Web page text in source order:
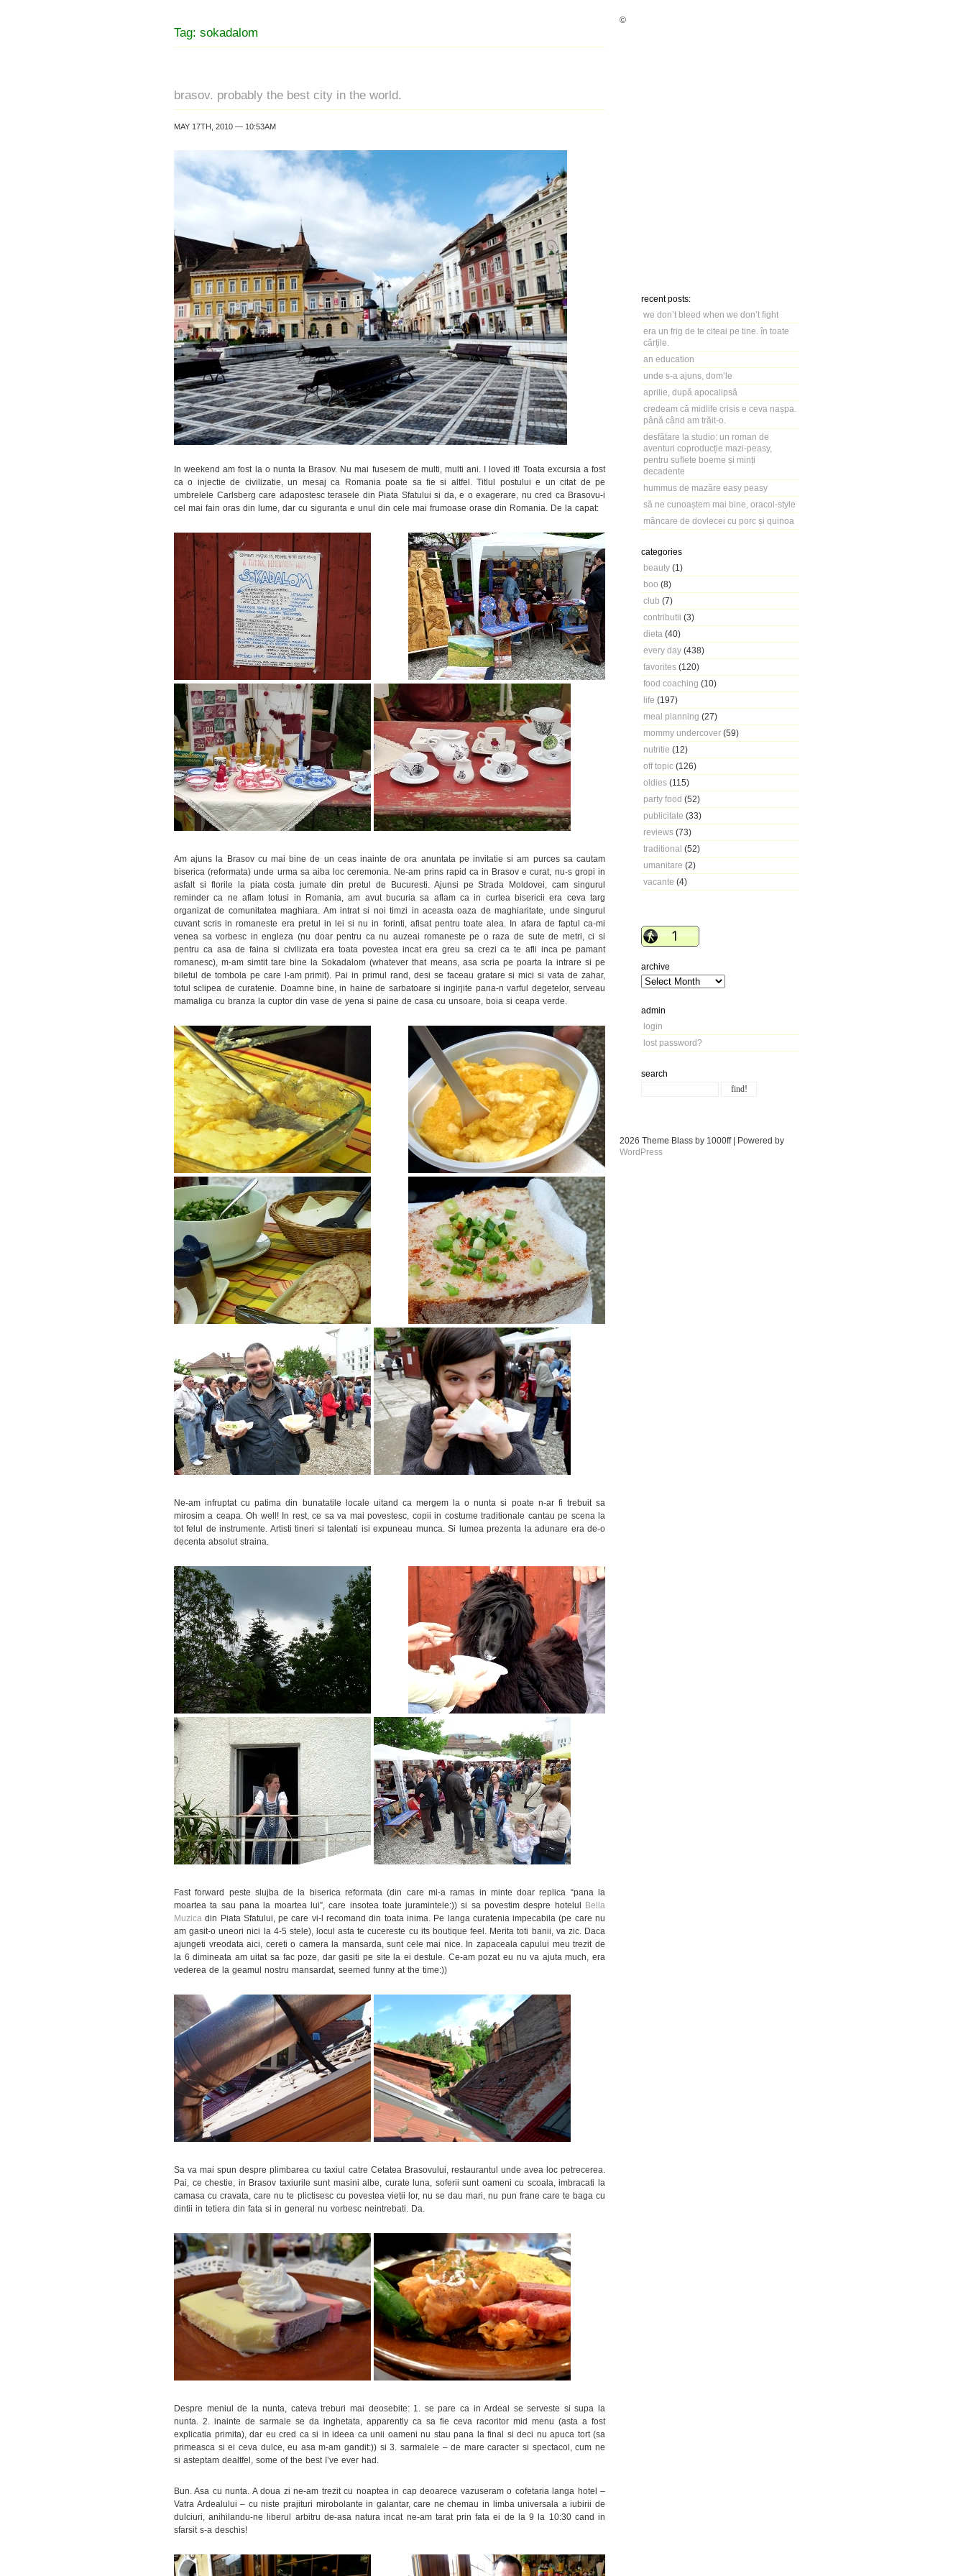
recent posts:
we don’t bleed when we don’t fight
era un frig de te citeai pe tine. în toate
cărțile.
an education
unde s-a ajuns, dom’le
aprilie, după apocalipsă
credeam că midlife crisis e ceva nașpa.
până când am trăit-o.
desfătare la studio: un roman de
aventuri coproducție mazi-peasy,
pentru suflete boeme și minți
decadente
hummus de mazăre easy peasy
să ne cunoaștem mai bine, oracol-style
mâncare de dovlecei cu porc și quinoa
categories
beauty (1)
boo (8)
club (7)
contributii (3)
dieta (40)
every day (438)
favorites (120)
food coaching (10)
life (197)
meal planning (27)
mommy undercover (59)
nutritie (12)
off topic (126)
oldies (115)
party food (52)
publicitate (33)
reviews (73)
traditional (52)
umanitare (2)
vacante (4)
archive
admin
login
lost password?
search
Tag: sokadalom
brasov. probably the best city in the world.
MAY 17TH, 2010 — 10:53AM
In weekend am fost la o nunta la Brasov. Nu mai fusesem de multi, multi ani. I loved it! Toata excursia a fost
ca o injectie de civilizatie, un mesaj ca Romania poate sa fie si altfel. Titlul postului e un citat de pe
umbrelele Carlsberg care adapostesc terasele din Piata Sfatului si da, e o exagerare, nu cred ca Brasovu-i
cel mai fain oras din lume, dar cu siguranta e unul din cele mai frumoase orase din Romania. De la capat:
Am ajuns la Brasov cu mai bine de un ceas inainte de ora anuntata pe invitatie si am purces sa cautam
biserica (reformata) unde urma sa aiba loc ceremonia. Ne-am prins rapid ca in Brasov e curat, nu-s gropi in
asfalt si florile la piata costa jumate din pretul de Bucuresti. Ajunsi pe Strada Moldovei, cam singurul
reminder ca ne aflam totusi in Romania, am avut bucuria sa aflam ca in curtea bisericii era ceva targ
organizat de comunitatea maghiara. Am intrat si noi timzi in aceasta oaza de maghiaritate, unde singurul
cuvant scris in romaneste era pretul in lei si nu in forinti, afisat pentru toate alea. In afara de faptul ca-mi
venea sa vorbesc in engleza (nu doar pentru ca nu auzeai romaneste pe o raza de sute de metri, ci si
pentru ca asa de faina si civilizata era toata povestea incat era greu sa crezi ca te afli inca pe pamant
romanesc), m-am simtit tare bine la Sokadalom (whatever that means, asa scria pe poarta la intrare si pe
biletul de tombola pe care l-am primit). Pai in primul rand, desi se faceau gratare si mici si vata de zahar,
totul sclipea de curatenie. Doamne bine, in haine de sarbatoare si ingirjite pana-n varful degetelor, serveau
mamaliga cu branza la cuptor din vase de yena si paine de casa cu unsoare, boia si ceapa verde.
Ne-am infruptat cu patima din bunatatile locale uitand ca mergem la o nunta si poate n-ar fi trebuit sa
mirosim a ceapa. Oh well! In rest, ce sa va mai povestesc, copii in costume traditionale cantau pe scena la
tot felul de instrumente. Artisti tineri si talentati isi expuneau munca. Si lumea prezenta la adunare era de-o
decenta absolut straina.
Fast forward peste slujba de la biserica reformata (din care mi-a ramas in minte doar replica “pana la
moartea ta sau pana la moartea lui”, care insotea toate juramintele:)) si sa povestim despre hotelul Bella
Muzicadin Piata Sfatului, pe care vi-l recomand din toata inima. Pe langa curatenia impecabila (pe care nu
am gasit-o uneori nici la 4-5 stele), locul asta te cucereste cu its boutique feel. Merita toti banii, va zic. Daca
ajungeti vreodata aici, cereti o camera la mansarda, sunt cele mai nice. In zapaceala capului meu trezit de
la 6 dimineata am uitat sa fac poze, dar gasiti pe site la ei destule. Ce-am pozat eu nu va ajuta much, era
vederea de la geamul nostru mansardat, seemed funny at the time:))
Sa va mai spun despre plimbarea cu taxiul catre Cetatea Brasovului, restaurantul unde avea loc petrecerea.
Pai, ce chestie, in Brasov taxiurile sunt masini albe, curate luna, soferii sunt oameni cu scoala, imbracati la
camasa cu cravata, care nu te plictisesc cu povestea vietii lor, nu se dau mari, nu pun frane care te baga cu
dintii in tetiera din fata si in general nu vorbesc neintrebati. Da.
Despre meniul de la nunta, cateva treburi mai deosebite: 1. se pare ca in Ardeal se serveste si supa la
nunta. 2. inainte de sarmale se da inghetata, apparently ca sa fie ceva racoritor mid menu (asta a fost
explicatia primita), dar eu cred ca si in ideea ca unii oameni nu stau pana la final si deci nu apuca tort (sa
primeasca si ei ceva dulce, eu asa m-am gandit:)) si 3. sarmalele – de mare caracter si spectacol, cum ne
si asteptam dealtfel, some of the best I’ve ever had.
Bun. Asa cu nunta. A doua zi ne-am trezit cu noaptea in cap deoarece vazuseram o cofetaria langa hotel –
Vatra Ardealului – cu niste prajituri mirobolante in galantar, care ne chemau in limba universala a iubirii de
dulciuri, anihilandu-ne liberul arbitru de-asa natura incat ne-am tarat prin fata ei de la 9 la 10:30 cand in
sfarsit s-a deschis!
©
2026 Theme Blass by 1000ff | Powered by
WordPress